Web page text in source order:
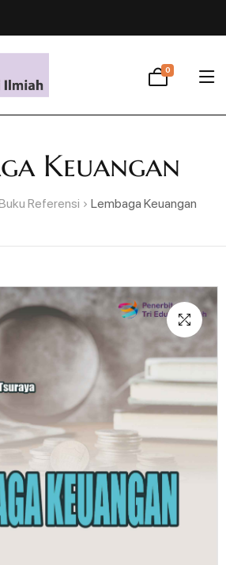
0
Keuangan
Referensi Lembaga Keuangan